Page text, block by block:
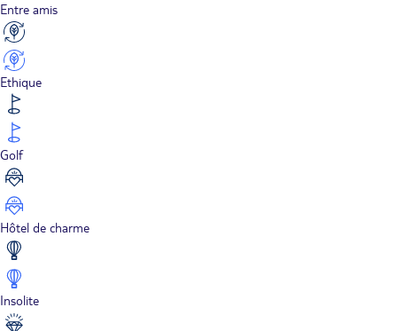
Entre amis
Ethique
Golf
Hôtel de charme
Insolite